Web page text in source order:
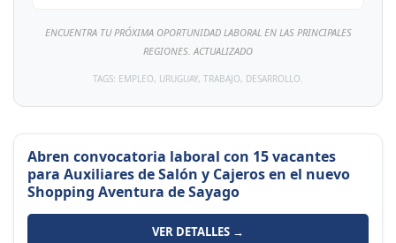
ENCUENTRA TU PRÓXIMA OPORTUNIDAD LABORAL EN LAS PRINCIPALES
REGIONES. ACTUALIZADO
TAGS: EMPLEO, URUGUAY, TRABAJO, DESARROLLO.
Abren convocatoria laboral con 15 vacantes
para Auxiliares de Salón y Cajeros en el nuevo
Shopping Aventura de Sayago
VER DETALLES →